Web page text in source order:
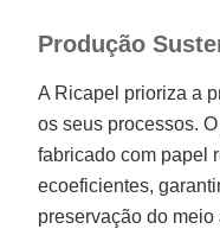
Produção
A Ricapel prioriza a
os seus processos. O
fabricado com papel
ecoeficientes,
preservação do